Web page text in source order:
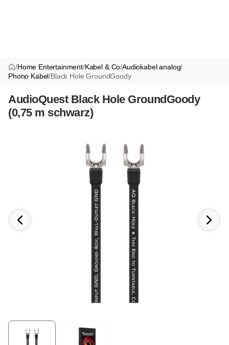
/Home Entertainment/Kabel & Co/Audiokabel analog/
Phono Kabel/Black Hole GroundGoody
AudioQuest Black Hole GroundGoody
(0,75 m schwarz)